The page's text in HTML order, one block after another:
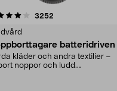
3252
batteridriven
kläder och andra textilier –
noppor och ludd.
4.5av 5 stjärnor